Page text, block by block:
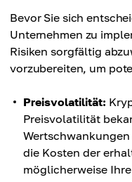
Bevor Sie sich
Unternehmen zu
Risiken sorgfältig
vorzubereiten, um
Preisvolatilität:
Preisvolatilität
die Kosten der
möglicherweise